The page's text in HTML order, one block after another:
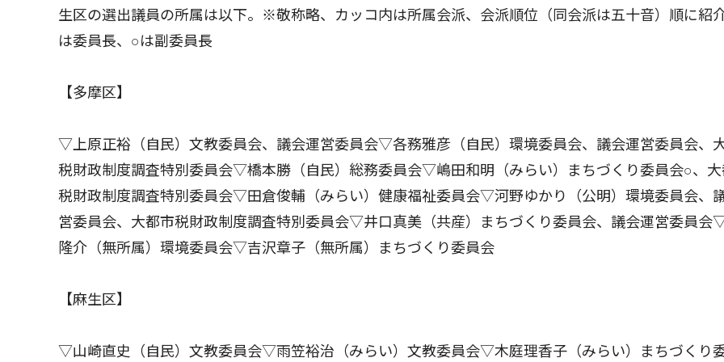
生区の選出議員の所属は以下。※敬称略、カッコ内は所属会派、会派順位（同会派は五十音）順に紹
は委員長、○は副委員長
【多摩区】
▽上原正裕（自民）文教委員会、議会運営委員会▽各務雅彦（自民）環境委員会、議会運営委員会、
税財政制度調査特別委員会▽橋本勝（自民）総務委員会▽嶋田和明（みらい）まちづくり委員会○、
税財政制度調査特別委員会▽田倉俊輔（みらい）健康福祉委員会▽河野ゆかり（公明）環境委員会、
営委員会、大都市税財政制度調査特別委員会▽井口真美（共産）まちづくり委員会、議会運営委員会
隆介（無所属）環境委員会▽吉沢章子（無所属）まちづくり委員会
【麻生区】
▽山崎直史（自民）文教委員会▽雨笠裕治（みらい）文教委員会▽木庭理香子（みらい）まちづくり